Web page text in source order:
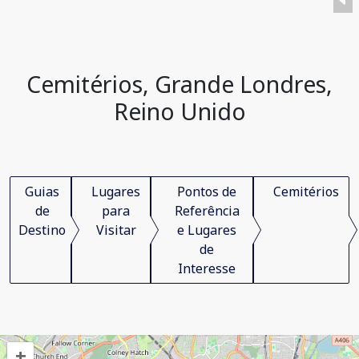
Cemitérios, Grande Londres,
Reino Unido
Guias
de
Destino
Lugares
para
Visitar
Pontos de
Referência
e Lugares
de
Interesse
Cemitérios